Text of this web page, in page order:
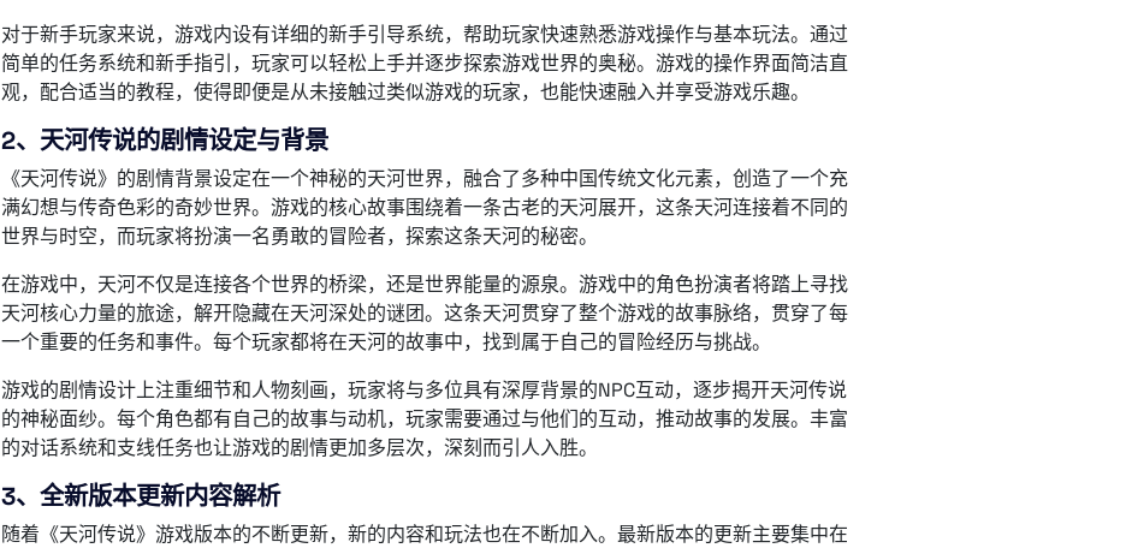
对于新手玩家来说，游戏内设有详细的新手引导系统，帮助玩家快速熟悉游戏操作与基本玩法。通过
简单的任务系统和新手指引，玩家可以轻松上手并逐步探索游戏世界的奥秘。游戏的操作界面简洁直
观，配合适当的教程，使得即便是从未接触过类似游戏的玩家，也能快速融入并享受游戏乐趣。
2、天河传说的剧情设定与背景
《天河传说》的剧情背景设定在一个神秘的天河世界，融合了多种中国传统文化元素，创造了一个充
满幻想与传奇色彩的奇妙世界。游戏的核心故事围绕着一条古老的天河展开，这条天河连接着不同的
世界与时空，而玩家将扮演一名勇敢的冒险者，探索这条天河的秘密。
在游戏中，天河不仅是连接各个世界的桥梁，还是世界能量的源泉。游戏中的角色扮演者将踏上寻找
天河核心力量的旅途，解开隐藏在天河深处的谜团。这条天河贯穿了整个游戏的故事脉络，贯穿了每
一个重要的任务和事件。每个玩家都将在天河的故事中，找到属于自己的冒险经历与挑战。
游戏的剧情设计上注重细节和人物刻画，玩家将与多位具有深厚背景的NPC互动，逐步揭开天河传说
的神秘面纱。每个角色都有自己的故事与动机，玩家需要通过与他们的互动，推动故事的发展。丰富
的对话系统和支线任务也让游戏的剧情更加多层次，深刻而引人入胜。
3、全新版本更新内容解析
随着《天河传说》游戏版本的不断更新，新的内容和玩法也在不断加入。最新版本的更新主要集中在